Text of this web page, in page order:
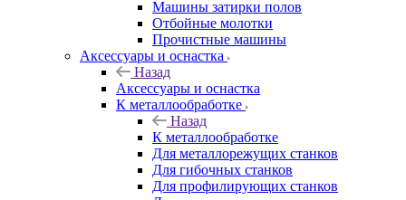
Машины затирки полов
Отбойные молотки
Прочистные машины
Аксeccyapы и оснастка
Назад
Аксeccyapы и оснастка
К металлообработке
Назад
К металлообработке
Для металлорежущих станков
Для гибочных станков
Для профилирующих станков